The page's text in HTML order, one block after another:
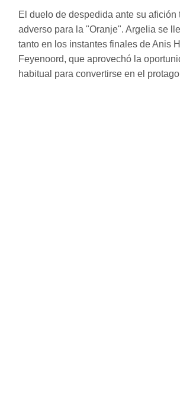
El duelo de despedida ante su
adverso para la "Oranje". Argelia se
tanto en los instantes finales de Anis
Feyenoord, que aprovechó la
habitual para convertirse en el